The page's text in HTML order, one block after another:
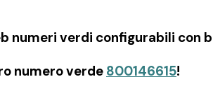
numeri verdi configurabili con
numero verde 800146615!